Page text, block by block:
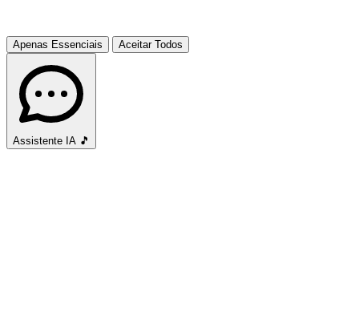
Apenas Essenciais Aceitar Todos
Assistente IA 🎵